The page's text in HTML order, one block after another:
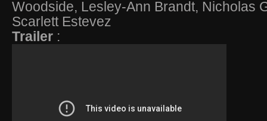
Woodside, Lesley-Ann Brandt, Nicholas
Scarlett Estevez
Trailer :